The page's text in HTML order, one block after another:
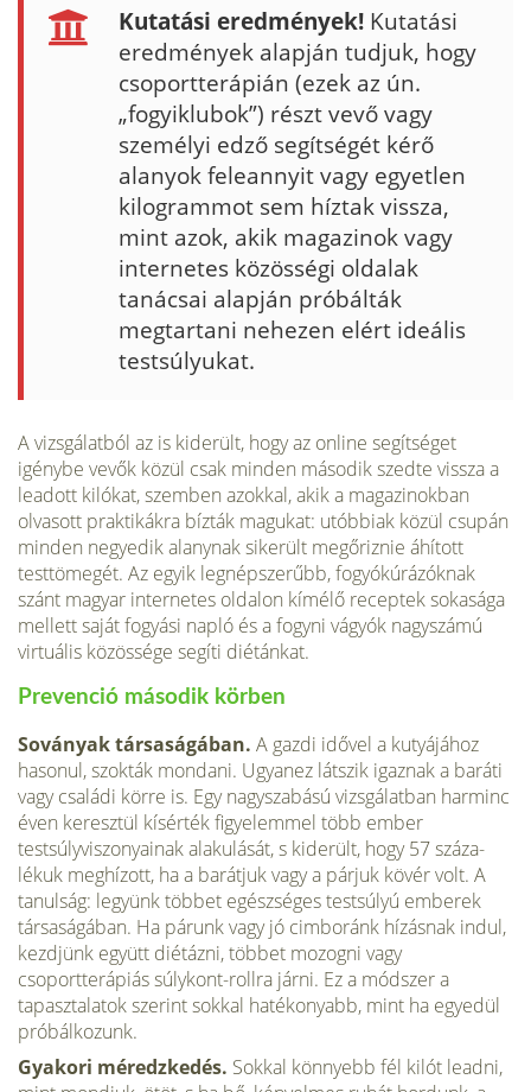
Kutatási eredmények! Kutatási
eredmények alapján tudjuk, hogy
csoportterápián (ezek az ún.
„fogyiklubok”) részt vevő vagy
személyi edző segítségét kérő
alanyok feleannyit vagy egyetlen
kilogrammot sem híztak vissza,
mint azok, akik magazinok vagy
internetes közösségi oldalak
tanácsai alapján próbálták
megtartani nehezen elért ideális
testsúlyukat.
A vizsgálatból az is kiderült, hogy az online segítséget
igénybe vevők közül csak min­den második szedte vissza a
leadott kilókat, szemben azokkal, akik a magazinokban
olvasott praktikákra bízták magukat: utóbbiak közül csupán
minden negyedik alanynak sikerült megőriznie áhított
testtöme­gét. Az egyik legnépszerűbb, fogyókúrázóknak
szánt magyar internetes oldalon kímélő receptek sokasága
mellett saját fogyási napló és a fogyni vágyók nagyszámú
virtuális közössége segíti diétánkat.
Prevenció második körben
Soványak társaságában. A gazdi idővel a kutyájához
hasonul, szokták mondani. Ugyanez látszik igaznak a baráti
vagy családi körre is. Egy nagyszabású vizsgálatban harminc
éven keresztül kísérték figyelemmel több ember
testsúlyviszonyainak alakulását, s kiderült, hogy 57 száza­
lékuk meghízott, ha a barátjuk vagy a párjuk kövér volt. A
tanulság: legyünk többet egészséges testsúlyú emberek
társaságában. Ha párunk vagy jó cimboránk hízásnak indul,
kezdjünk együtt diétázni, többet mozogni vagy
csoportterápiás súlykont-rollra járni. Ez a módszer a
tapasztala­tok szerint sokkal hatékonyabb, mint ha egyedül
próbálkozunk.
Gyakori méredzkedés. Sokkal könnyebb fél kilót leadni,